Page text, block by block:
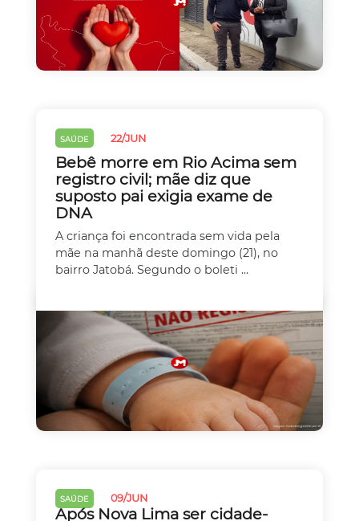
SAÚDE 22/JUN
Bebê morre em Rio Acima sem
registro civil; mãe diz que
suposto pai exigia exame de
DNA
A criança foi encontrada sem vida pela
mãe na manhã deste domingo (21), no
bairro Jatobá. Segundo o boleti ...
SAÚDE 09/JUN
Após Nova Lima ser cidade-